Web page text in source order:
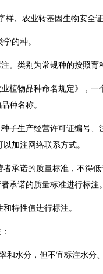
、农业转基因生物安全
的种。
类别为常规种的按照育
物品种命名规定》，一
种名称。
生产经营许可证编号、
加注网络联系方式。
诺的质量标准，不得低
承诺的质量标准进行标注。
特性值进行标注。
水分，但不宜标注水分